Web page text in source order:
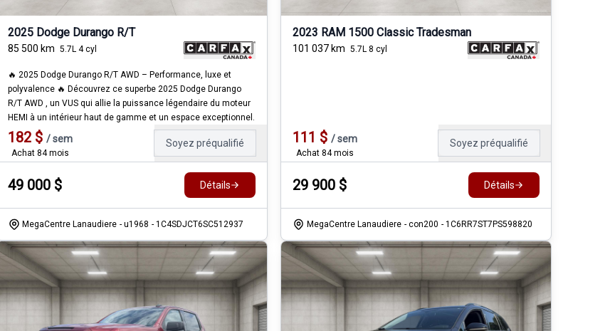
2025 Dodge Durango R/T
85 500 km 5.7L 4 cyl
🔥 2025 Dodge Durango R/T AWD – Performance, luxe et
polyvalence 🔥 Découvrez ce superbe 2025 Dodge Durango
R/T AWD , un VUS qui allie la puissance légendaire du moteur
HEMI à un intérieur haut de gamme et un espace exceptionnel.
182 $ / sem
Achat 84 mois
Soyez préqualifié
49 000 $ Détails
MegaCentre Lanaudiere - u1968 - 1C4SDJCT6SC512937
2023 RAM 1500 Classic Tradesman
101 037km 5.7L 8 cyl
111 $ / sem
Achat 84 mois
Soyez préqualifié
29 900$ Détails
MegaCentre Lanaudiere - con200 - 1C6RR7ST7PS598820